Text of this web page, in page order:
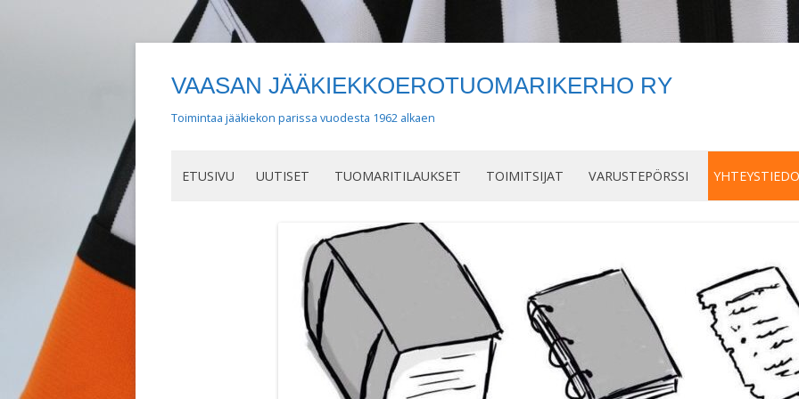
VAASAN JÄÄKIEKKOEROTUOMARIKERHO RY
Toimintaa jääkiekon parissa vuodesta 1962 alkaen
sisältöön
ETUSIVU UUTISET TUOMARITILAUKSET TOIMITSIJAT VARUSTEPÖRSSI